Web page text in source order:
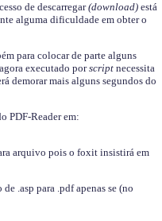
de descarregar(download)está
alguma dificuldade em obter o
para colocar de parte alguns
executado porscriptnecessita
demorar mais alguns segundos do
PDF-Reader em:
arquivo pois o foxit insistirá em
.asp para .pdf apenas se (no